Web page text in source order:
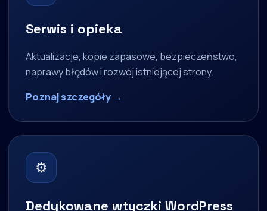
Serwis i opieka
Aktualizacje, kopie zapasowe, bezpieczeństwo,
naprawy błędów i rozwój istniejącej strony.
Poznaj szczegóły →
⚙
Dedykowane wtyczki WordPress